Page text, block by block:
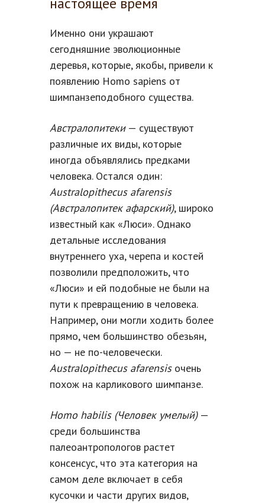
Именно они украшают
сегодняшние эволюционные
деревья, которые, якобы, привели к
появлению Homo sapiens от
шимпанзеподобного существа.
Австралопитеки— существуют
различные их виды, которые
иногда объявлялись предками
человека. Остался один:
Australopithecus afarensis
(Австралопитек афарский), широко
известный как «Люси». Однако
детальные исследования
внутреннего уха, черепа и костей
позволили предположить, что
«Люси» и ей подобные не были на
пути к превращению в человека.
Например, они могли ходить более
прямо, чем большинство обезьян,
но — не по-человечески.
Australopithecus afarensisочень
похож на карликового шимпанзе.
Homo habilis (Человек умелый)—
среди большинства
палеоантропологов растет
консенсус, что эта категория на
самом деле включает в себя
кусочки и части других видов,